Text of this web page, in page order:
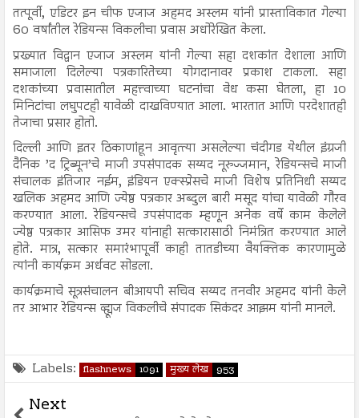
तत्पूर्वी, एडिटर इन चीफ एजाज अहमद अस्लम यांनी प्रास्ताविकात गेल्या
60 वर्षांतील रेडियन्स विकलीचा प्रवास अधोरेखित केला.
प्रख्यात विद्वान एजाज अस्लम यांनी गेल्या सहा दशकांत देशाला आणि
समाजाला दिलेल्या पत्रकारितेच्या योगदानावर प्रकाश टाकला. सहा
दशकांच्या प्रवासातील महत्त्वाच्या घटनांचा वेध कसा घेतला, हा 10
मिनिटांचा लघुपटही यावेळी दाखविण्यात आला. भारतात आणि परदेशातही
तेजाचा प्रसार होतो.
दिल्ली आणि इतर ठिकाणांहून आवृत्त्या असलेल्या चंदीगड येथील इंग्रजी
दैनिक ’द ट्रिब्यून’चे माजी उपसंपादक सय्यद नूरुज्जमान, रेडियन्सचे माजी
संचालक इंतिजार नईम, इंडियन एक्स्प्रेसचे माजी विशेष प्रतिनिधी सय्यद
खलिक अहमद आणि ज्येष्ठ पत्रकार अब्दुल बारी मसूद यांचा यावेळी गौरव
करण्यात आला. रेडियन्सचे उपसंपादक म्हणून अनेक वर्षे काम केलेले
ज्येष्ठ पत्रकार आसिफ उमर यांनाही सत्कारासाठी निमंत्रित करण्यात आले
होते. मात्र, सत्कार समारंभापूर्वी काही तातडीच्या वैयक्तिक कारणामुळे
त्यांनी कार्यक्रम अर्धवट सोडला.
कार्यक्रमाचे सूत्रसंचालन बीआयपी सचिव सय्यद तनवीर अहमद यांनी केले
तर आभार रेडियन्स व्ह्यूज विकलीचे संपादक सिकंदर आझम यांनी मानले.
Labels: flashnews 1091 मुख्य लेख 953
Next